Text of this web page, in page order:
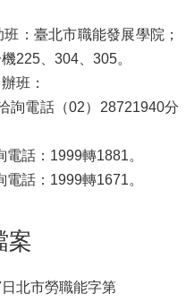
：臺北市職能發展學院；
225、304、305。
班：
詢電話（02）28721940分
話：1999轉1881。
話：1999轉1671。
案
北市勞職能字第